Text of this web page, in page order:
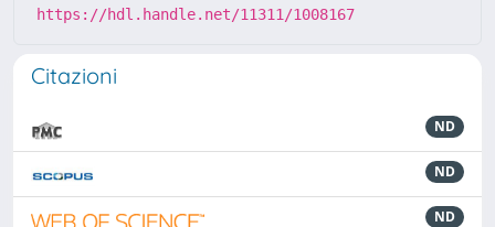
https://hdl.handle.net/11311/1008167
Citazioni
ND
ND
ND